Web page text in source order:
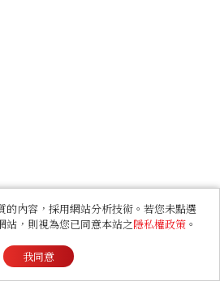
的內容，採用網站分析技術。若您未點選
站，則視為您已同意本站之隱私權政策 。
我同意